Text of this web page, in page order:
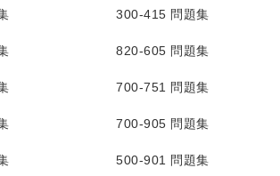
300-415 問題集
820-605 問題集
700-751 問題集
700-905 問題集
500-901 問題集